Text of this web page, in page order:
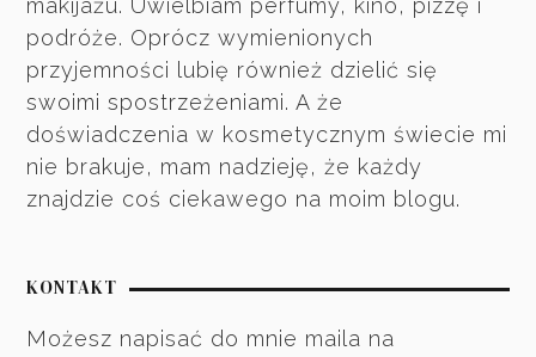
makijażu. Uwielbiam perfumy, kino, pizzę i
podróże. Oprócz wymienionych
przyjemności lubię również dzielić się
swoimi spostrzeżeniami. A że
doświadczenia w kosmetycznym świecie mi
nie brakuje, mam nadzieję, że każdy
znajdzie coś ciekawego na moim blogu.
KONTAKT
Możesz napisać do mnie maila na